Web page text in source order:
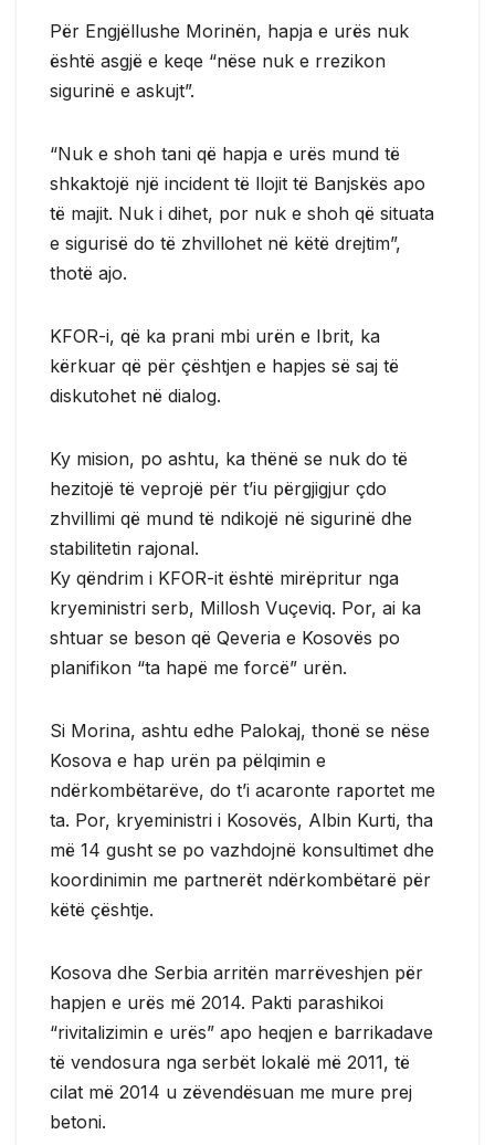
Për Engjëllushe Morinën, hapja e urës nuk
është asgjë e keqe “nëse nuk e rrezikon
sigurinë e askujt”.
“Nuk e shoh tani që hapja e urës mund të
shkaktojë një incident të llojit të Banjskës apo
të majit. Nuk i dihet, por nuk e shoh që situata
e sigurisë do të zhvillohet në këtë drejtim”,
thotë ajo.
KFOR-i, që ka prani mbi urën e Ibrit, ka
kërkuar që për çështjen e hapjes së saj të
diskutohet në dialog.
Ky mision, po ashtu, ka thënë se nuk do të
hezitojë të veprojë për t’iu përgjigjur çdo
zhvillimi që mund të ndikojë në sigurinë dhe
stabilitetin rajonal.
Ky qëndrim i KFOR-it është mirëpritur nga
kryeministri serb, Millosh Vuçeviq. Por, ai ka
shtuar se beson që Qeveria e Kosovës po
planifikon “ta hapë me forcë” urën.
Si Morina, ashtu edhe Palokaj, thonë se nëse
Kosova e hap urën pa pëlqimin e
ndërkombëtarëve, do t’i acaronte raportet me
ta. Por, kryeministri i Kosovës, Albin Kurti, tha
më 14 gusht se po vazhdojnë konsultimet dhe
koordinimin me partnerët ndërkombëtarë për
këtë çështje.
Kosova dhe Serbia arritën marrëveshjen për
hapjen e urës më 2014. Pakti parashikoi
“rivitalizimin e urës” apo heqjen e barrikadave
të vendosura nga serbët lokalë më 2011, të
cilat më 2014 u zëvendësuan me mure prej
betoni.